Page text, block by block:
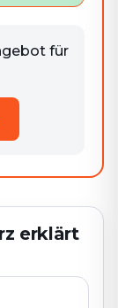
für
erklärt